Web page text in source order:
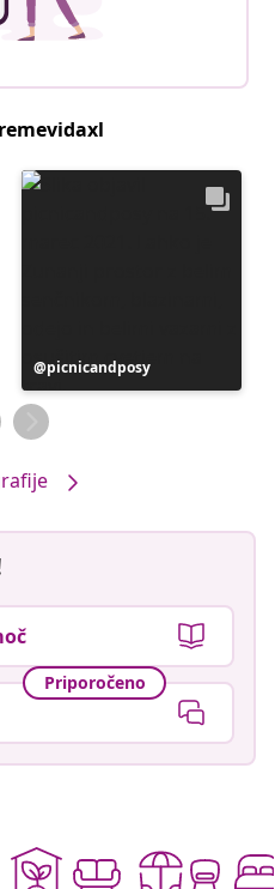
Objavo
je
objavil
picnicandposy
Priporočeno